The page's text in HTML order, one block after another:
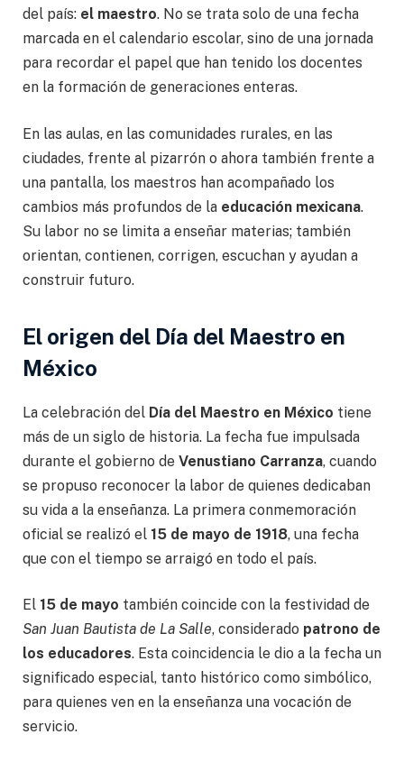
del país: el maestro. No se trata solo de una fecha
marcada en el calendario escolar, sino de una jornada
para recordar el papel que han tenido los docentes
en la formación de generaciones enteras.
En las aulas, en las comunidades rurales, en las
ciudades, frente al pizarrón o ahora también frente a
una pantalla, los maestros han acompañado los
cambios más profundos de la educación mexicana.
Su labor no se limita a enseñar materias; también
orientan, contienen, corrigen, escuchan y ayudan a
construir futuro.
El origen del Día del Maestro en
México
La celebración del Día del Maestro en México tiene
más de un siglo de historia. La fecha fue impulsada
durante el gobierno de Venustiano Carranza, cuando
se propuso reconocer la labor de quienes dedicaban
su vida a la enseñanza. La primera conmemoración
oficial se realizó el 15 de mayo de 1918, una fecha
que con el tiempo se arraigó en todo el país.
El 15 de mayo también coincide con la festividad de
San Juan Bautista de La Salle, considerado patrono de
los educadores. Esta coincidencia le dio a la fecha un
significado especial, tanto histórico como simbólico,
para quienes ven en la enseñanza una vocación de
servicio.